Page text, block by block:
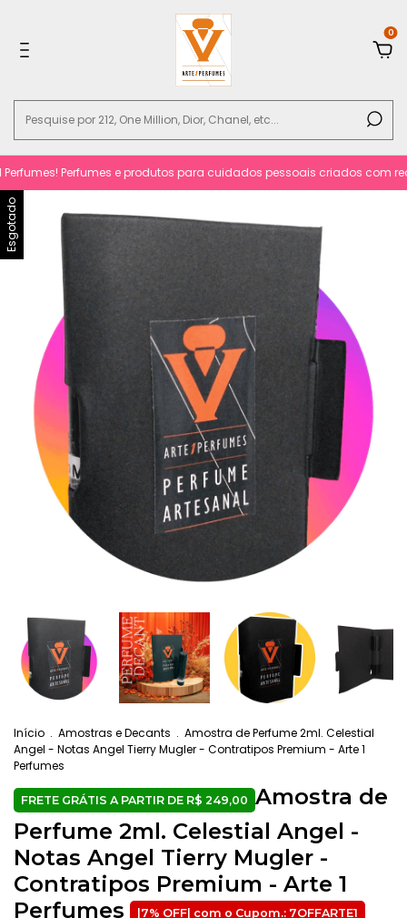
0
Perfumes e produtos para cuidados pessoais criados com
Esgotado
Início . Amostras e Decants . Amostra de Perfume 2ml. Celestial
Angel - Notas Angel Tierry Mugler - Contratipos Premium - Arte 1
Perfumes
Amostra de
Perfume 2ml. Celestial Angel -
Notas Angel Tierry Mugler -
Contratipos Premium - Arte 1
Perfumes